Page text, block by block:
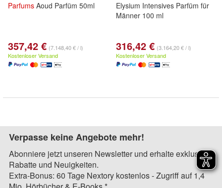
Parfums Aoud Parfüm 50ml
357,42 € (7.148,40 € / l)
Kostenloser Versand
Elysium Intensives Parfüm für
Männer 100 ml
316,42 € (3.164,20 € / l)
Kostenloser Versand
Verpasse keine Angebote mehr!
Abonniere jetzt unseren Newsletter und erhalte exklusive
Rabatte und Neuigkeiten.
Extra-Bonus: 60 Tage Nextory kostenlos - Zugriff auf 1,4